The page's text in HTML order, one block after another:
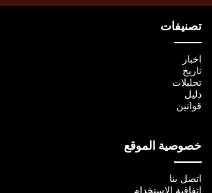
تصنيفات
اخبار
تاريخ
تحليلات
دليل
قوانين
خصوصية الموقع
اتصل بنا
اتفاقية الإستخدام